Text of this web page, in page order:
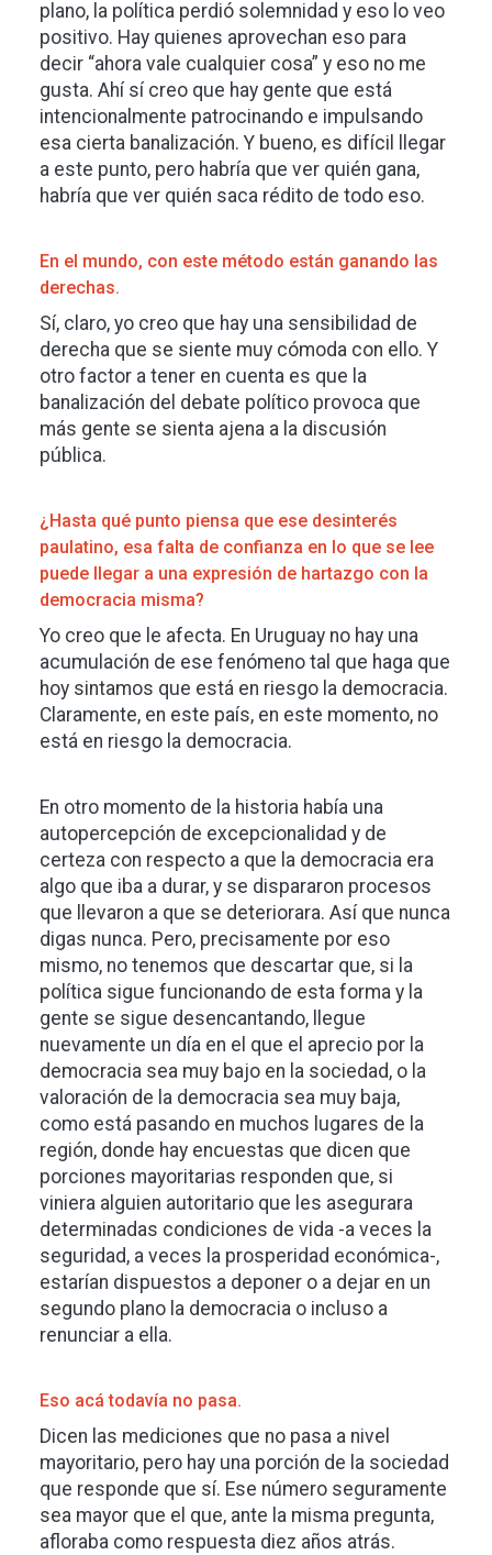
plano, la política perdió solemnidad y eso lo veo
positivo. Hay quienes aprovechan eso para
decir “ahora vale cualquier cosa” y eso no me
gusta. Ahí sí creo que hay gente que está
intencionalmente patrocinando e impulsando
esa cierta banalización. Y bueno, es difícil llegar
a este punto, pero habría que ver quién gana,
habría que ver quién saca rédito de todo eso.
En el mundo, con este método están ganando las
derechas.
Sí, claro, yo creo que hay una sensibilidad de
derecha que se siente muy cómoda con ello. Y
otro factor a tener en cuenta es que la
banalización del debate político provoca que
más gente se sienta ajena a la discusión
pública.
¿Hasta qué punto piensa que ese desinterés
paulatino, esa falta de confianza en lo que se lee
puede llegar a una expresión de hartazgo con la
democracia misma?
Yo creo que le afecta. En Uruguay no hay una
acumulación de ese fenómeno tal que haga que
hoy sintamos que está en riesgo la democracia.
Claramente, en este país, en este momento, no
está en riesgo la democracia.
En otro momento de la historia había una
autopercepción de excepcionalidad y de
certeza con respecto a que la democracia era
algo que iba a durar, y se dispararon procesos
que llevaron a que se deteriorara. Así que nunca
digas nunca. Pero, precisamente por eso
mismo, no tenemos que descartar que, si la
política sigue funcionando de esta forma y la
gente se sigue desencantando, llegue
nuevamente un día en el que el aprecio por la
democracia sea muy bajo en la sociedad, o la
valoración de la democracia sea muy baja,
como está pasando en muchos lugares de la
región, donde hay encuestas que dicen que
porciones mayoritarias responden que, si
viniera alguien autoritario que les asegurara
determinadas condiciones de vida -a veces la
seguridad, a veces la prosperidad económica-,
estarían dispuestos a deponer o a dejar en un
segundo plano la democracia o incluso a
renunciar a ella.
Eso acá todavía no pasa.
Dicen las mediciones que no pasa a nivel
mayoritario, pero hay una porción de la sociedad
que responde que sí. Ese número seguramente
sea mayor que el que, ante la misma pregunta,
afloraba como respuesta diez años atrás.